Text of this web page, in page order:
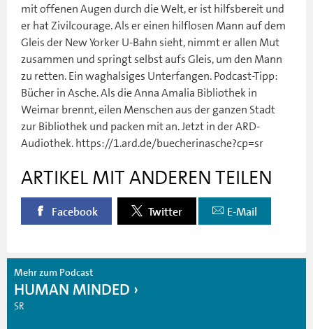
mit offenen Augen durch die Welt, er ist hilfsbereit und
er hat Zivilcourage. Als er einen hilflosen Mann auf dem
Gleis der New Yorker U-Bahn sieht, nimmt er allen Mut
zusammen und springt selbst aufs Gleis, um den Mann
zu retten. Ein waghalsiges Unterfangen. Podcast-Tipp:
Bücher in Asche. Als die Anna Amalia Bibliothek in
Weimar brennt, eilen Menschen aus der ganzen Stadt
zur Bibliothek und packen mit an. Jetzt in der ARD-
Audiothek. https://1.ard.de/buecherinasche?cp=sr
ARTIKEL MIT ANDEREN TEILEN
Facebook Twitter E-Mail
Mehr zum Podcast
HUMAN MINDED
SR